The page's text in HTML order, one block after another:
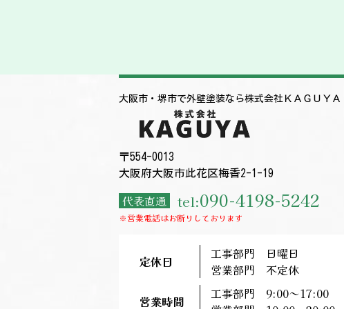
大阪市・堺市で外壁塗装なら株式会社ＫＡＧＵＹＡ
〒554-0013
大阪府大阪市此花区梅香2-1-19
代表直通 tel:090-4198-5242
※営業電話はお断りしております
定休日
工事部門 日曜日
営業部門 不定休
営業時間
工事部門 9:00～17:00